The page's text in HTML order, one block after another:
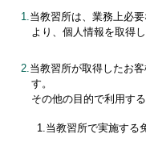
1.当教習所は、業務上必
より、個人情報を取得し
2.当教習所が取得したお
す。
その他の目的で利用す
1.当教習所で実施する